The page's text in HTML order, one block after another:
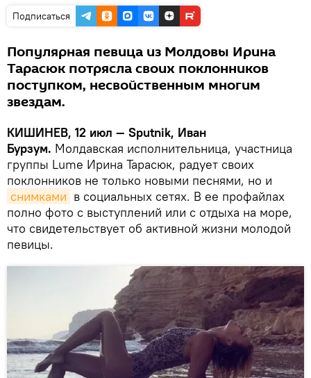
Подписаться
Популярная певица из Молдовы Ирина
Тарасюк потрясла своих поклонников
поступком, несвойственным многим
звездам.
КИШИНЕВ, 12 июл — Sputnik, Иван
Бурзум. Молдавская исполнительница, участница
группы Lume Ирина Тарасюк, радует своих
поклонников не только новыми песнями, но и
снимками в социальных сетях. В ее профайлах
полно фото с выступлений или с отдыха на море,
что свидетельствует об активной жизни молодой
певицы.